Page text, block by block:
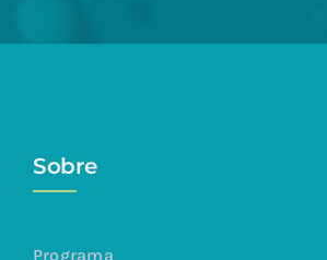
Sobre
Programa